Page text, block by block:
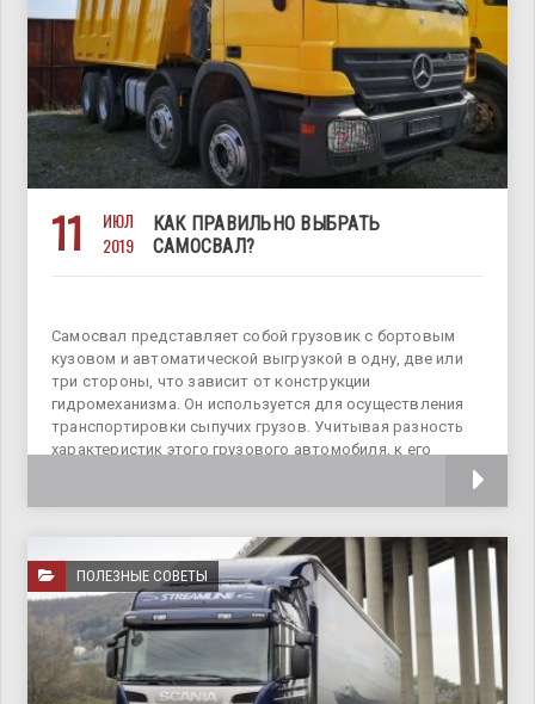
11
ИЮЛ
2019
КАК ПРАВИЛЬНО ВЫБРАТЬ
САМОСВАЛ?
Самосвал представляет собой грузовик с бортовым
кузовом и автоматической выгрузкой в одну, две или
три стороны, что зависит от конструкции
гидромеханизма. Он используется для осуществления
транспортировки сыпучих грузов. Учитывая разность
характеристик этого грузового автомобиля, к его
ПОЛЕЗНЫЕ СОВЕТЫ